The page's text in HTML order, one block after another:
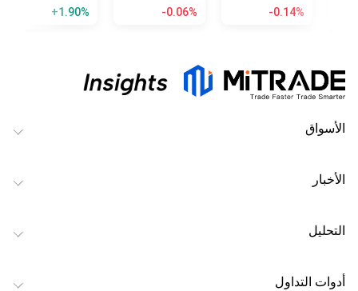
-0.14%
-0.06%
+1.90%
الأسواق
الأخبار
التحليل
أدوات التداول